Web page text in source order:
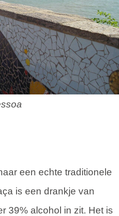
een echte traditionele
is een drankje van
39% alcohol in zit. Het is